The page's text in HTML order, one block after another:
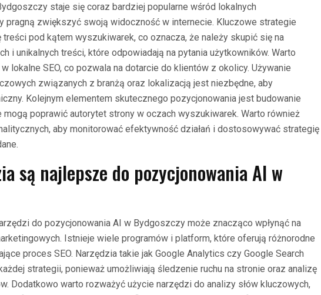
staje się coraz bardziej popularne wśród lokalnych
pragną zwiększyć swoją widoczność w internecie. Kluczowe strategie
pod kątem wyszukiwarek, co oznacza, że należy skupić się na
i unikalnych treści, które odpowiadają na pytania użytkowników. Warto
lokalne SEO, co pozwala na dotarcie do klientów z okolicy. Używanie
związanych z branżą oraz lokalizacją jest niezbędne, aby
Kolejnym elementem skutecznego pozycjonowania jest budowanie
mogą poprawić autorytet strony w oczach wyszukiwarek. Warto również
aby monitorować efektywność działań i dostosowywać strategię
są najlepsze do pozycjonowania AI w
do pozycjonowania AI w Bydgoszczy może znacząco wpłynąć na
Istnieje wiele programów i platform, które oferują różnorodne
proces SEO. Narzędzia takie jak Google Analytics czy Google Search
strategii, ponieważ umożliwiają śledzenie ruchu na stronie oraz analizę
Dodatkowo warto rozważyć użycie narzędzi do analizy słów kluczowych,